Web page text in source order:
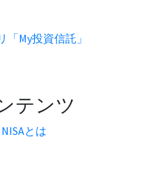
My投資信託」
テンツ
NISAとは